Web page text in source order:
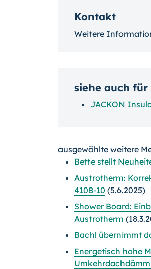
Kontakt
Weitere
siehe auch
JACKON
ausgewählte weitere
Bette stellt
Austrotherm:
4108-10 (5.6.2025)
Shower Board:
Austrotherm
Bachl übernimmt
Energetisch hohe